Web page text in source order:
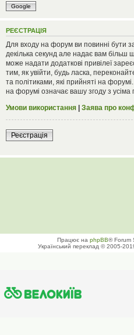
Google
РЕЄСТРАЦІЯ
Для входу на форум ви повинні бути
декілька секунд але надає вам більш
може надати додаткові привілеї
тим, як увійти, будь ласка,
та політиками, які прийняті на
на форумі означає вашу згоду з усіма
Умови використання | Заява про
Реєстрація
Працює на phpBB® Forum
Український переклад © 2005-